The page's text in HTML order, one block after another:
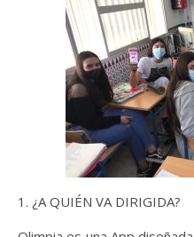
1. ¿A QUIÉN VA DIRIGIDA?